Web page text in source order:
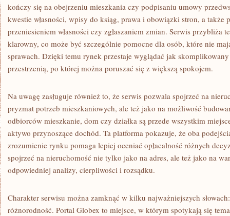
kończy się na obejrzeniu mieszkania czy podpisaniu umowy
kwestie własności, wpisy do ksiąg, prawa i obowiązki stron, a także
przeniesieniem własności czy zgłaszaniem zmian. Serwis przybliża
klarowny, co może być szczególnie pomocne dla osób, które nie
sprawach. Dzięki temu rynek przestaje wyglądać jak
przestrzenią, po której można poruszać się z większą spokojem.
Na uwagę zasługuje również to, że serwis pozwala spojrzeć na
pryzmat potrzeb mieszkaniowych, ale też jako na możliwość
odbiorców mieszkanie, dom czy działka są przede wszystkim
aktywo przynoszące dochód. Ta platforma pokazuje, że oba
zrozumienie rynku pomaga lepiej oceniać opłacalność różnych
spojrzeć na nieruchomość nie tylko jako na adres, ale też jako na
odpowiedniej analizy, cierpliwości i rozsądku.
Charakter serwisu można zamknąć w kilku najważniejszych
różnorodność. Portal Globex to miejsce, w którym spotykają się